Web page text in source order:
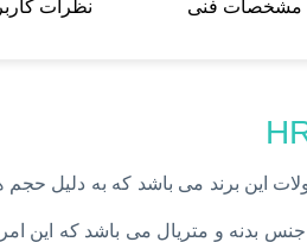
مشخصات فنی نظرات
جنس بدنه و متریال می باشد که